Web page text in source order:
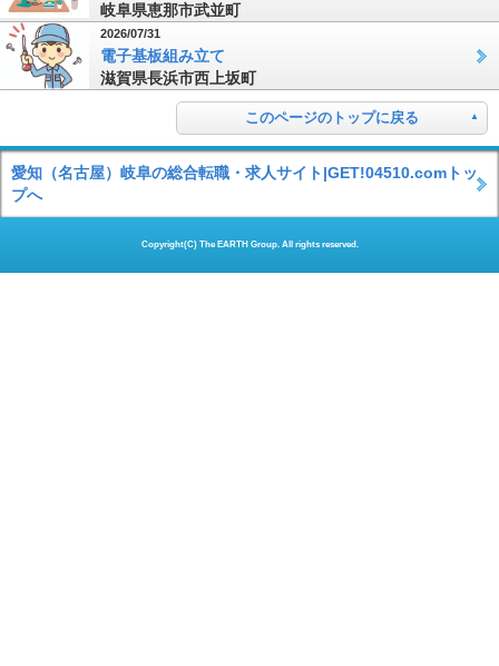
岐阜県恵那市武並町
2026/07/31
電子基板組み立て
滋賀県長浜市西上坂町
このページのトップに戻る
愛知（名古屋）岐阜の総合転職・求人サイト|GET!04510.comトッ
プへ
Copyright(C) The EARTH Group. All rights reserved.